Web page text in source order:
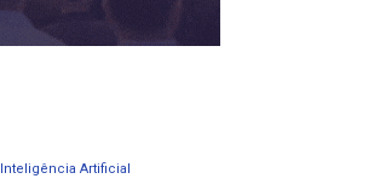
Inteligência Artificial